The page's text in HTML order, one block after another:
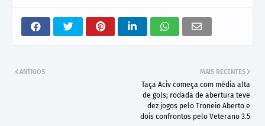
MAIS RECENTES
Taça Aciv começa com média alta
de gols; rodada de abertura teve
dez jogos pelo Troneio Aberto e
dois confrontos pelo Veterano 3.5
ANTIGOS